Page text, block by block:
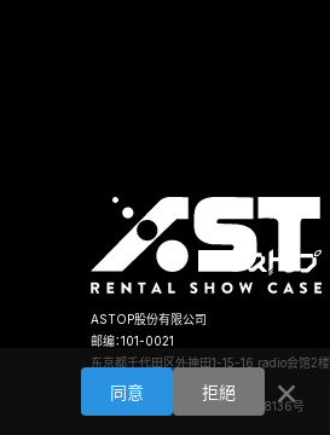
ASTOP股份有限公司
邮编：101-0021
东京都千代田区外神田1-15-16 radio会馆2楼
TEL:03-5256-5911
东京都公安委员会 第301030208136号
同意 拒絕 ×